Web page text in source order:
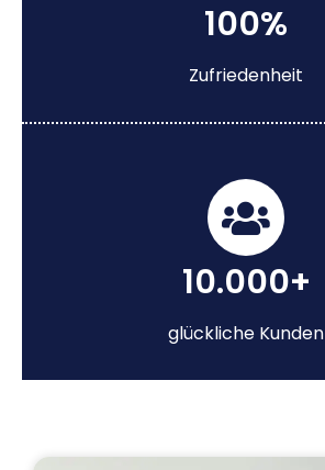
100%
Zufriedenheit
10.000+
glückliche Kunden